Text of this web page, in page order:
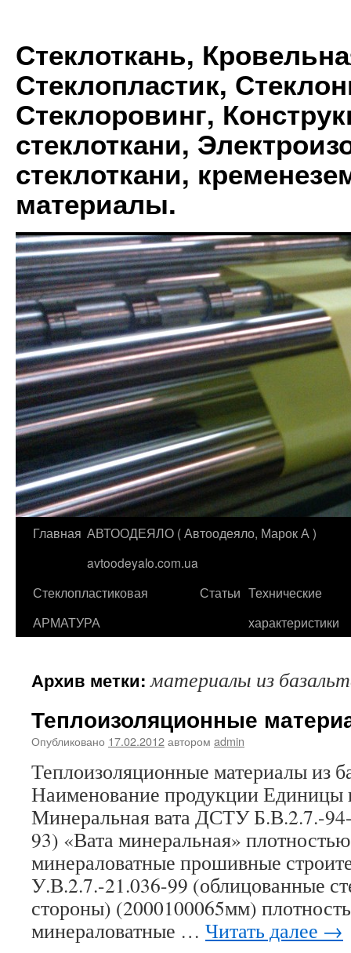
Стеклоткань,
Стеклопластик,
Стеклоровинг,
стеклоткани,
стеклоткани,
материалы.
Перейти
содержимому
Главная АВТООДЕЯЛО ( Автоодеяло, Марок А )
avtoodeyalo.com.ua
Стеклопластиковая
АРМАТУРА
Статьи Технические
характеристики
Архив метки:материалы из
Теплоизоляционные
Опубликовано 17.02.2012автором admin
Теплоизоляционные материалы из
Наименование продукции Единицы
Минеральная вата ДСТУ Б.В.2.7.-
93) «Вата минеральная»
минераловатные прошивные
У.В.2.7.-21.036-99 (облицованные
стороны) (2000100065мм)
минераловатные … Читать далее →